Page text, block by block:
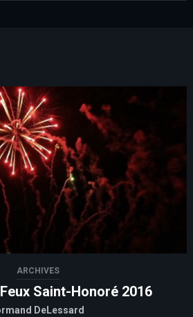
ARCHIVES
Saint-Honoré 2016
DeLessard